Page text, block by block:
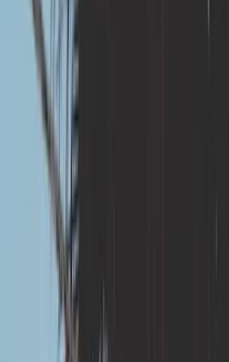
partie de la
ménages est
: La phase étude
du diagnostic
travaux (qui
travaux de
relève de la